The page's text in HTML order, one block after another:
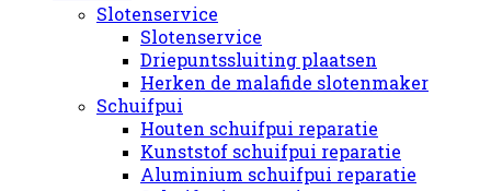
Slotenservice
Slotenservice
Driepuntssluiting plaatsen
Herken de malafide slotenmaker
Schuifpui
Houten schuifpui reparatie
Kunststof schuifpui reparatie
Aluminium schuifpui reparatie